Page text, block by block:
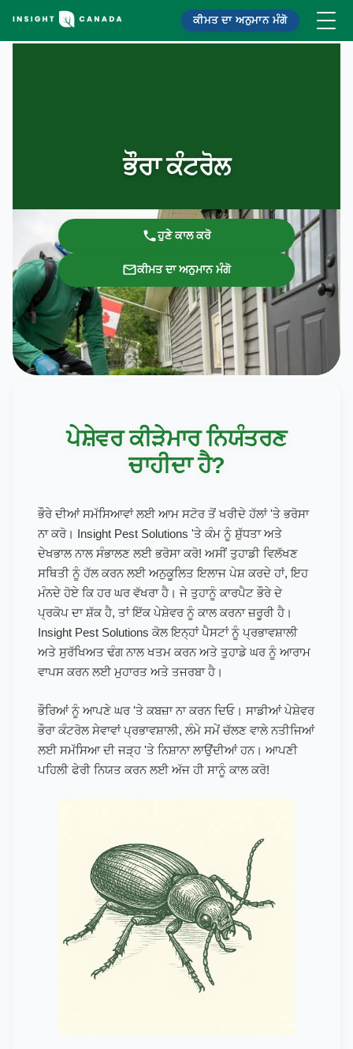
ਕੀਮਤ ਦਾ ਅਨੁਮਾਨ ਮੰਗੋ
ਭੌਰਾ ਕੰਟਰੋਲ
ਹੁਣੇ ਕਾਲ ਕਰੋ
ਕੀਮਤ ਦਾ ਅਨੁਮਾਨ ਮੰਗੋ
ਪੇਸ਼ੇਵਰ ਕੀੜੇਮਾਰ ਨਿਯੰਤਰਣ
ਚਾਹੀਦਾ ਹੈ?
ਭੌਰੇ ਦੀਆਂ ਸਮੱਸਿਆਵਾਂ ਲਈ ਆਮ ਸਟੋਰ ਤੋਂ ਖਰੀਦੇ ਹੱਲਾਂ 'ਤੇ ਭਰੋਸਾ
ਨਾ ਕਰੋ। Insight Pest Solutions 'ਤੇ ਕੰਮ ਨੂੰ ਸ਼ੁੱਧਤਾ ਅਤੇ
ਦੇਖਭਾਲ ਨਾਲ ਸੰਭਾਲਣ ਲਈ ਭਰੋਸਾ ਕਰੋ! ਅਸੀਂ ਤੁਹਾਡੀ ਵਿਲੱਖਣ
ਸਥਿਤੀ ਨੂੰ ਹੱਲ ਕਰਨ ਲਈ ਅਨੁਕੂਲਿਤ ਇਲਾਜ ਪੇਸ਼ ਕਰਦੇ ਹਾਂ, ਇਹ
ਮੰਨਦੇ ਹੋਏ ਕਿ ਹਰ ਘਰ ਵੱਖਰਾ ਹੈ। ਜੇ ਤੁਹਾਨੂੰ ਕਾਰਪੈਟ ਭੌਰੇ ਦੇ
ਪ੍ਰਕੋਪ ਦਾ ਸ਼ੱਕ ਹੈ, ਤਾਂ ਇੱਕ ਪੇਸ਼ੇਵਰ ਨੂੰ ਕਾਲ ਕਰਨਾ ਜ਼ਰੂਰੀ ਹੈ।
Insight Pest Solutions ਕੋਲ ਇਨ੍ਹਾਂ ਪੈਸਟਾਂ ਨੂੰ ਪ੍ਰਭਾਵਸ਼ਾਲੀ
ਅਤੇ ਸੁਰੱਖਿਅਤ ਢੰਗ ਨਾਲ ਖਤਮ ਕਰਨ ਅਤੇ ਤੁਹਾਡੇ ਘਰ ਨੂੰ ਆਰਾਮ
ਵਾਪਸ ਕਰਨ ਲਈ ਮੁਹਾਰਤ ਅਤੇ ਤਜਰਬਾ ਹੈ।
ਭੌਰਿਆਂ ਨੂੰ ਆਪਣੇ ਘਰ 'ਤੇ ਕਬਜ਼ਾ ਨਾ ਕਰਨ ਦਿਓ। ਸਾਡੀਆਂ ਪੇਸ਼ੇਵਰ
ਭੌਰਾ ਕੰਟਰੋਲ ਸੇਵਾਵਾਂ ਪ੍ਰਭਾਵਸ਼ਾਲੀ, ਲੰਮੇ ਸਮੇਂ ਚੱਲਣ ਵਾਲੇ ਨਤੀਜਿਆਂ
ਲਈ ਸਮੱਸਿਆ ਦੀ ਜੜ੍ਹ 'ਤੇ ਨਿਸ਼ਾਨਾ ਲਾਉਂਦੀਆਂ ਹਨ। ਆਪਣੀ
ਪਹਿਲੀ ਫੇਰੀ ਨਿਯਤ ਕਰਨ ਲਈ ਅੱਜ ਹੀ ਸਾਨੂੰ ਕਾਲ ਕਰੋ!